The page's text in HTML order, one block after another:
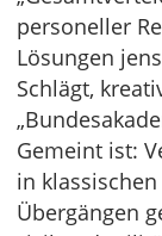
personeller
Lösungen
Schlägt,
Gemeint ist:
in
Übergängen